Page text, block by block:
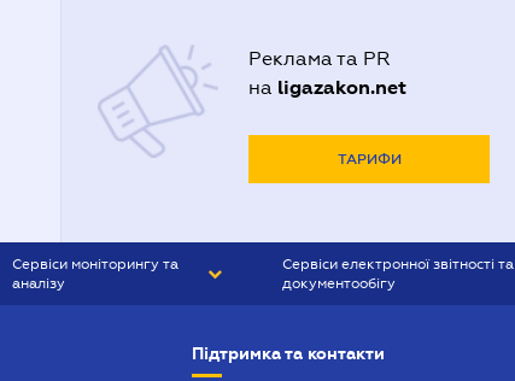
Реклама та PR
на ligazakon.net
ТАРИФИ
Сервіси моніторингу та
аналізу
Сервіси електронної звітності та
документообігу
Підтримка та контакти